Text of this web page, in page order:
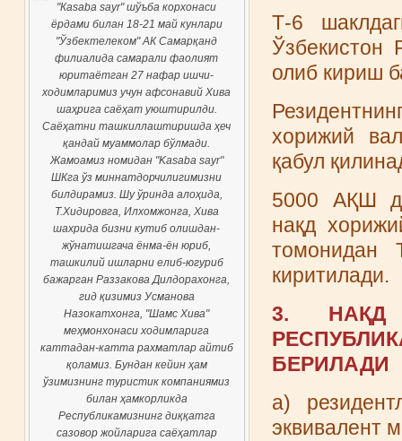
"Каsaba sayr" шўъба корхонаси
ёрдами билан 18-21 май кунлари
"Ўзбектелеком" АК Самарқанд
филиалида самарали фаолият
юритаётган 27 нафар ишчи-
ходимларимиз учун афсонавий Хива
шаҳрига саёҳат уюштирилди.
Саёҳатни ташкиллаштиришда ҳеч
қандай муаммолар бўлмади.
Жамоамиз номидан "Kasaba sayr"
ШКга ўз миннатдорчилигимизни
билдирамиз. Шу ўринда алоҳида,
Т.Хидировга, Илхомжонга, Хива
шахрида бизни кутиб олишдан-
жўнатишгача ёнма-ён юриб,
ташкилий ишларни елиб-югуриб
бажарган Раззакова Дилдорахонга,
гид қизимиз Усманова
Назокатхонга, "Шамс Хива"
меҳмонхонаси ходимларига
каттадан-катта рахматлар айтиб
қоламиз. Бундан кейин ҳам
ўзимизнинг туристик компаниямиз
билан ҳамкорликда
Республикамизнинг диққатга
сазовор жойларига саёҳатлар
Т-6
Ўзбекистон
олиб кириш
хорижий
қабул
5000 АҚШ
нақд
томонидан
киритилади.
3. НАҚД
БEРИЛАДИ
а)
эквивалент